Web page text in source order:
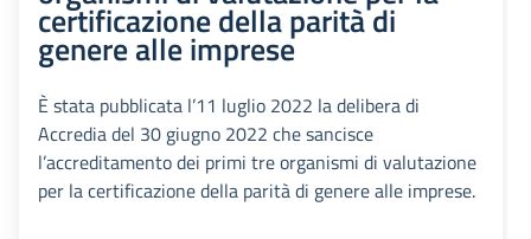
certificazione della parità di
genere alle imprese
È stata pubblicata l’11 luglio 2022 la delibera di
Accredia del 30 giugno 2022 che sancisce
l’accreditamento dei primi tre organismi di valutazione
per la certificazione della parità di genere alle imprese.